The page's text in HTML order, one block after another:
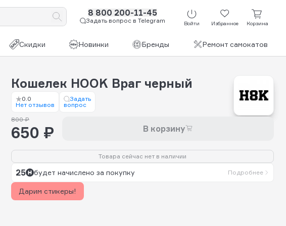
8 800 200-11-45
Задать вопрос в Telegram Войти Избранное Корзина
Скидки Новинки Бренды Ремонт самокатов
Кошелек HOOK Враг черный
0.0
Нет отзывов
Задать
вопрос
800 ₽
650 ₽ В корзину
Товара сейчас нет в наличии
25 будет начислено за покупку Подробнее
Дарим стикеры!